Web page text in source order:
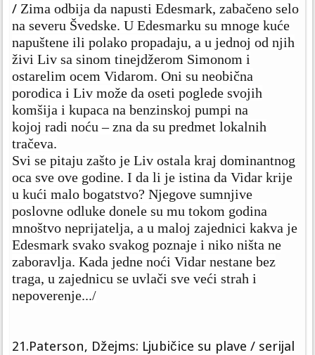
/ Zima odbija da napusti Edesmark, zabačeno selo
na severu Švedske. U Edesmarku su mnoge kuće
napuštene ili polako propadaju, a u jednoj od njih
živi Liv sa sinom tinejdžerom Simonom i
ostarelim ocem Vidarom. Oni su neobična
porodica i Liv može da oseti poglede svojih
komšija i kupaca na benzinskoj pumpi na
kojoj radi noću – zna da su predmet lokalnih
tračeva.
Svi se pitaju zašto je Liv ostala kraj dominantnog
oca sve ove godine. I da li je istina da Vidar krije
u kući malo bogatstvo? Njegove sumnjive
poslovne odluke donele su mu tokom godina
mnoštvo neprijatelja, a u maloj zajednici kakva je
Edesmark svako svakog poznaje i niko ništa ne
zaboravlja. Kada jedne noći Vidar nestane bez
traga, u zajednicu se uvlači sve veći strah i
nepoverenje.../
21.Paterson, Džejms: Ljubičice su plave / serijal